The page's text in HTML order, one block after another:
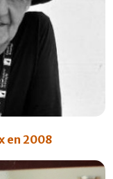
en 2008